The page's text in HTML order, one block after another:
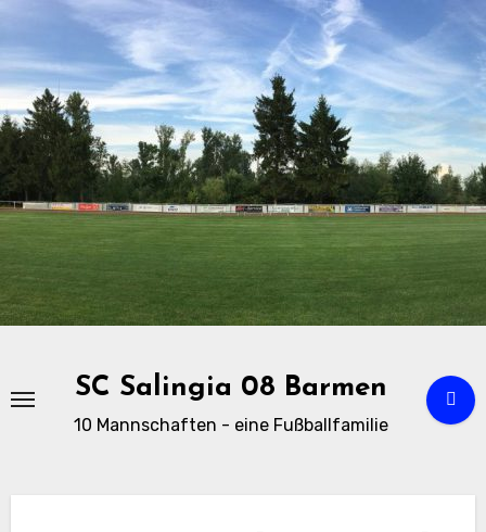
Zu
Inhalten
springen
SC Salingia 08 Barmen
10 Mannschaften - eine Fußballfamilie